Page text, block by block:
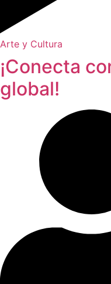
Arte y Cultura
¡Conecta
global!